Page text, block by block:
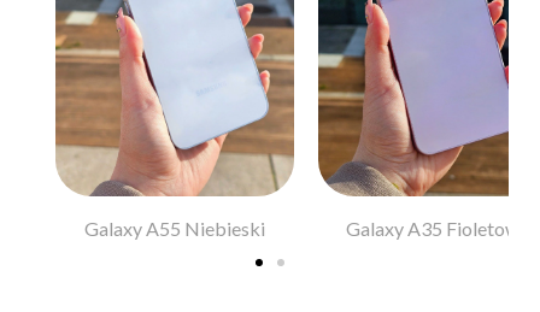
Galaxy A55 Niebieski Galaxy A35 Fioletowy